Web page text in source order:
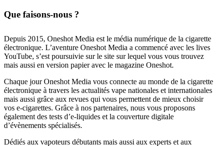
Que faisons-nous ?
Depuis 2015, Oneshot Media est le média numérique de la cigarette
électronique. L’aventure Oneshot Media a commencé avec les lives
YouTube, s’est poursuivie sur le site sur lequel vous vous trouvez
mais aussi en version papier avec le magazine Oneshot.
Chaque jour Oneshot Media vous connecte au monde de la cigarette
électronique à travers les actualités vape nationales et internationales
mais aussi grâce aux revues qui vous permettent de mieux choisir
vos e-cigarettes. Grâce à nos partenaires, nous vous proposons
également des tests d’e-liquides et la couverture digitale
d’évènements spécialisés.
Dédiés aux vapoteurs débutants mais aussi aux experts et aux